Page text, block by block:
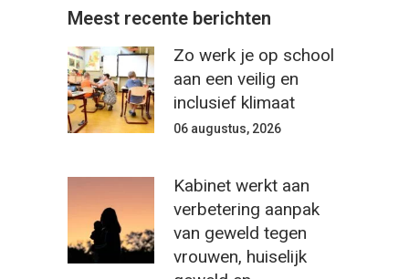
Meest recente berichten
Zo werk je op school
aan een veilig en
inclusief klimaat
06 augustus, 2026
Kabinet werkt aan
verbetering aanpak
van geweld tegen
vrouwen, huiselijk